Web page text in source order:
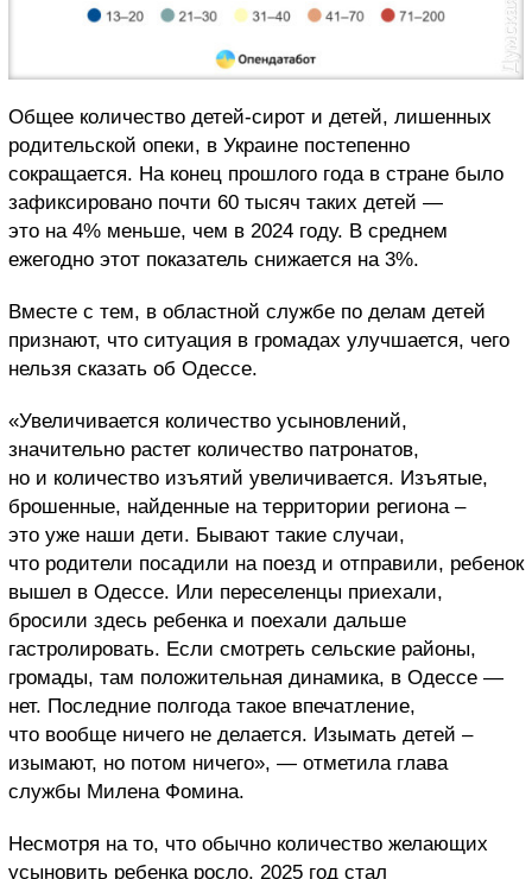
Общее количество детей-сирот и детей, лишенных
родительской опеки, в Украине постепенно
сокращается. На конец прошлого года в стране было
зафиксировано почти 60 тысяч таких детей —
это на 4% меньше, чем в 2024 году. В среднем
ежегодно этот показатель снижается на 3%.
Вместе с тем, в областной службе по делам детей
признают, что ситуация в громадах улучшается, чего
нельзя сказать об Одессе.
«Увеличивается количество усыновлений,
значительно растет количество патронатов,
но и количество изъятий увеличивается. Изъятые,
брошенные, найденные на территории региона –
это уже наши дети. Бывают такие случаи,
что родители посадили на поезд и отправили, ребенок
вышел в Одессе. Или переселенцы приехали,
бросили здесь ребенка и поехали дальше
гастролировать. Если смотреть сельские районы,
громады, там положительная динамика, в Одессе —
нет. Последние полгода такое впечатление,
что вообще ничего не делается. Изымать детей –
изымают, но потом ничего», — отметила глава
службы Милена Фомина.
Несмотря на то, что обычно количество желающих
усыновить ребенка росло, 2025 год стал